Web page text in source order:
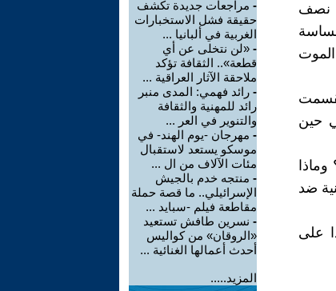
نصف
حين
ضد
على
- مراجعات جديدة تكشف
حقيقة فشل الاستخبارات
الغربية في ألبانيا ...
- «لن نتخلى عن أي
قطعة».. الثقافة تؤكد
ملاحقة الآثار العراقية ...
- رائد فهمي: المدى منبر
رائد للمهنية والثقافة
والتنوير في العر ...
- مهرجان -يوم الهند- في
موسكو يستعد لاستقبال
مئات الآلاف من ال ...
- منتجه خدم بالجيش
الإسرائيلي.. ما قصة حملة
مقاطعة فيلم -سبايد ...
- نسرين طافش تستعيد
«الروقان» من كواليس
أحدث أعمالها الغنائية ...
المزيد.....